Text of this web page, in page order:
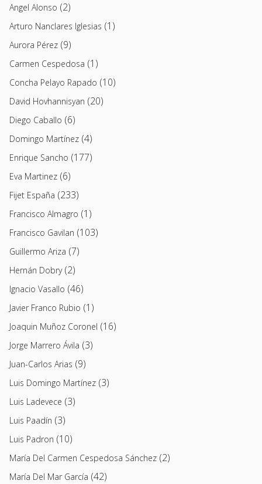
Angel Alonso (2)
Arturo Nanclares Iglesias (1)
Aurora Pérez (9)
Carmen Cespedosa (1)
Concha Pelayo Rapado (10)
David Hovhannisyan (20)
Diego Caballo (6)
Domingo Martínez (4)
Enrique Sancho (177)
Eva Martinez (6)
Fijet España (233)
Francisco Almagro (1)
Francisco Gavilan (103)
Guillermo Ariza (7)
Hernán Dobry(2)
Ignacio Vasallo (46)
Javier Franco Rubio (1)
Joaquin Muñoz Coronel (16)
Jorge Marrero Ávila (3)
Juan-Carlos Arias (9)
Luis Domingo Martínez (3)
Luis Ladevece (3)
Luis Paadín (3)
Luis Padron (10)
María Del Carmen Cespedosa Sánchez (2)
María Del Mar García (42)